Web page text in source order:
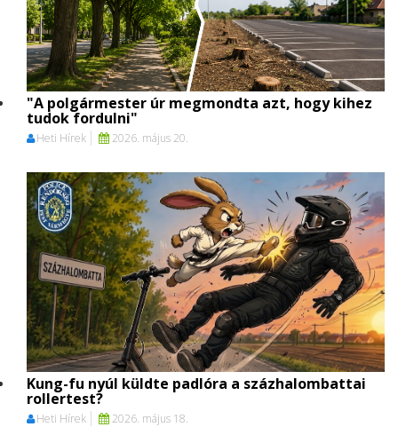
"A polgármester úr megmondta azt, hogy kihez
tudok fordulni"
Heti Hírek 2026. május 20.
Kung-fu nyúl küldte padlóra a százhalombattai
rollertest?
Heti Hírek 2026. május 18.